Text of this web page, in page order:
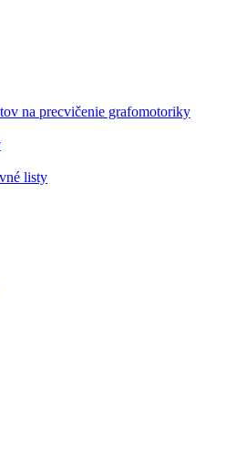
na precvičenie grafomotoriky
listy